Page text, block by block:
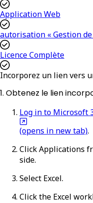
Application Web
autorisation « Gestion
Licence Complète
Incorporez un lien vers
1. Obtenez le lien
Log in to Microsoft
(opens in new tab).
ClickApplications
side.
Select Excel.
Click the Excel